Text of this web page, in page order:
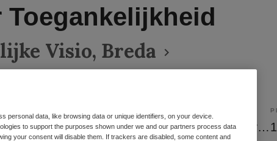
Visio, Breda
Tijdelijk met uitzicht op vast
personal data, like browsing data or unique identifiers, on your device.
to support the purposes shown under we and our partners process data
your consent will disable them. If trackers are disabled, some content and